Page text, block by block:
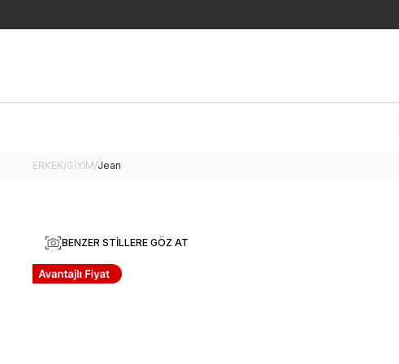
ERKEK/GİYİM/Jean
BENZER STILLERE GÖZ AT